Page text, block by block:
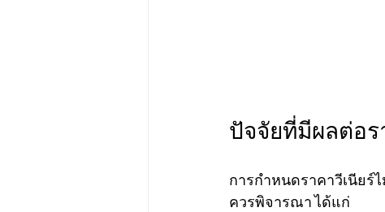
ปัจจัยที่มีผลต่อร
การกำหนดราคาวีเนีย
ควรพิจารณา ได้แก่